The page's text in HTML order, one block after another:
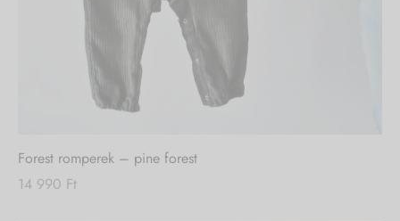
Forest romperek – pine forest
14 990 Ft